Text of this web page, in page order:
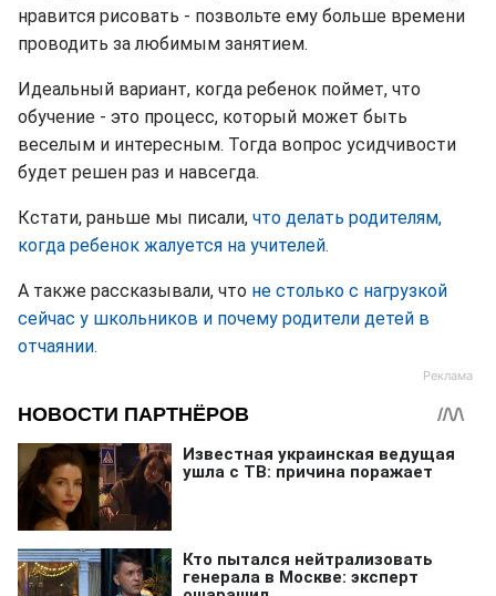
нравится рисовать - позвольте ему больше времени
проводить за любимым занятием.
Идеальный вариант, когда ребенок поймет, что
обучение - это процесс, который может быть
веселым и интересным. Тогда вопрос усидчивости
будет решен раз и навсегда.
Кстати, раньше мы писали, что делать родителям,
когда ребенок жалуется на учителей.
А также рассказывали, что не столько с нагрузкой
сейчас у школьников и почему родители детей в
отчаянии.